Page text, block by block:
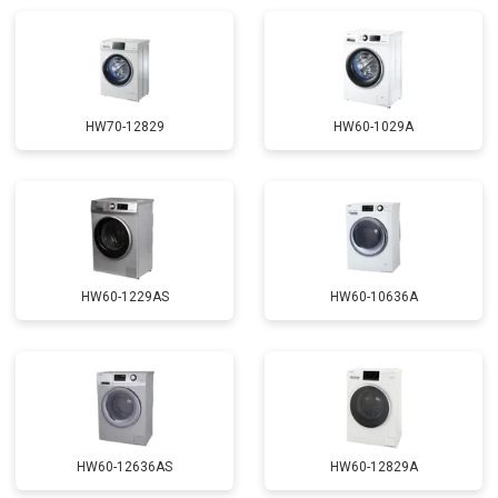
Ремонт платы управления
(восстановление)
от 2450 ₽
Корпусный ремонт (замена резинок,
креплений, кнопок)
от 1850 ₽ Заказать
Замена амортизаторов от 2000 ₽
Замена подшипников Заказать
Замена мотора от 3800 ₽ Заказать
температуры
Заказать
Замена ТЭН от 2300 ₽
HW70-12829 HW60-1029A
HW60-1229AS HW60-10636A
HW60-12636AS HW60-12829A